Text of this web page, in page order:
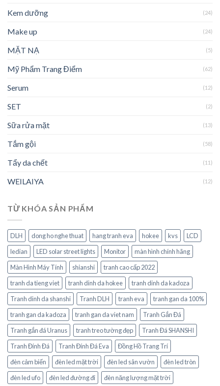
Kem dưỡng (24)
Make up (24)
MẶT NẠ (5)
Mỹ Phẩm Trang Điểm (62)
Serum (12)
SET (2)
Sữa rửa mặt (13)
Tắm gội (58)
Tẩy da chết (11)
WEILAIYA (12)
TỪ KHÓA SẢN PHẨM
DLH dong ho nghe thuat hang tranh eva hokee kvs
LCD
ledian
LED solar street lights Monitor
màn hình chính hãng
Màn Hình Máy Tính
shianshi
tranh cao cấp 2022
tranh da tieng viet
tranh dinh da hokee
tranh dinh da kadoza
Tranh dinh da shanshi
Tranh DLH tranh eva
tranh gan da 100%
tranh gan da kadoza
tranh gan da viet nam
Tranh Gắn Đá
Tranh gắn đá Uranus
tranh treo tường đẹp
Tranh Đá SHANSHI
Tranh Đính Đá
Tranh Đính Đá Eva
Đồng Hồ Trang Trí
đèn cảm biến
đèn led mặt trời đèn led sân vườn
đèn led tròn
đèn led ufo
đèn led đường đi
đèn năng lượng mặt trời